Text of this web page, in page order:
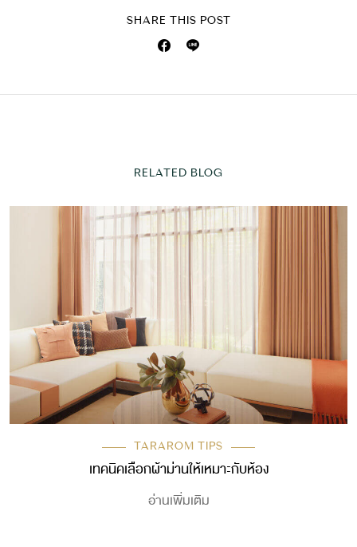
SHARE THIS POST
RELATED BLOG
TARAROM TIPS
เทคนิคเลือกผ้าม่านให้เหมาะกับห้อง
อ่านเพิ่มเติม